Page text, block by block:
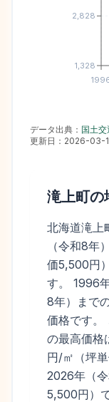
1,328
2,828
データ出典： 国土
更新日： 2026-03-
滝上町の
北海道滝上
（令和8年
価5,500円
す。 1996
8年）まで
価格です。
の最高価格
円/㎡（坪
2026年（
5,500円）